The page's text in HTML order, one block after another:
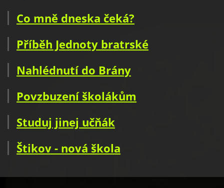
Co mně dneska čeká?
Příběh Jednoty bratrské
Nahlédnutí do Brány
Povzbuzení školákům
Studuj jinej učňák
Štikov - nová škola